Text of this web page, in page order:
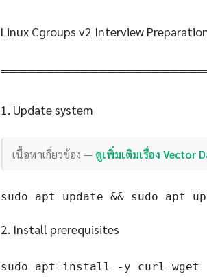
Linux Cgroups v2 Interview
1. Update system
เนื้อหาเกี่ยวข้อง — ดูเพิ่มเติมเรื่อง Vector
sudo apt update && sudo apt
2. Install prerequisites
sudo apt install -y curl wget